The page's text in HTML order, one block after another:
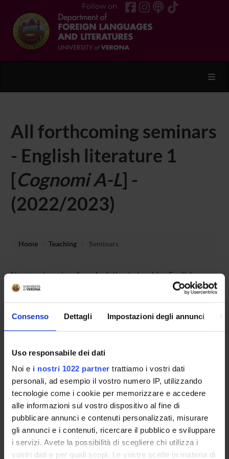
Consenso Dettagli Impostazioni degli annunci
Uso responsabile dei dati
Noi e i nostri 1022 partner trattiamo i vostri dati
personali, ad esempio il vostro numero IP, utilizzando
tecnologie come i cookie per memorizzare e accedere
alle informazioni sul vostro dispositivo al fine di
pubblicare annunci e contenuti personalizzati, misurare
gli annunci e i contenuti, ricercare il pubblico e sviluppare
i servizi. Avete la possibilità di scegliere chi utilizza i
vostri dati e per quali scopi. Le vostre scelte in materia di
Follow on
All forthcoming seminars
- English literature 1
[Cognomi A-L] -
(2022/2023)
Home Teaching Seminars
No recent seminar found relating to teaching English
literature 1.
STUDYING
COURSES
PHD PROGRAMMES AND POSTGRADUATE
COURSES
People
Places